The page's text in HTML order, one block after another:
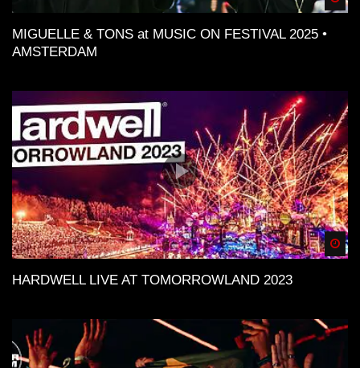
MIGUELLE & TONS at MUSIC ON FESTIVAL 2025 •
AMSTERDAM
HARDWELL LIVE AT TOMORROWLAND 2023